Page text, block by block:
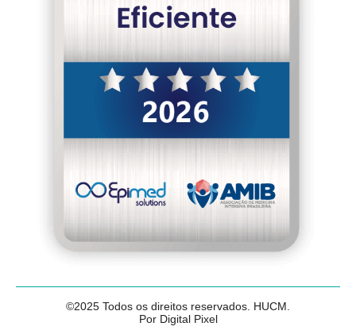
©2025 Todos os direitos reservados. HUCM.
Por Digital Pixel